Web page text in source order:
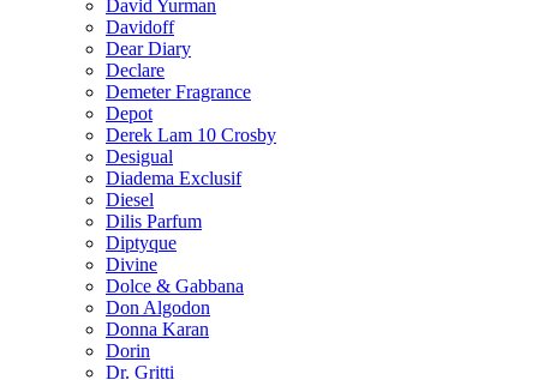
David Yurman
Davidoff
Dear Diary
Declare
Demeter Fragrance
Depot
Derek Lam 10 Crosby
Desigual
Diadema Exclusif
Diesel
Dilis Parfum
Diptyque
Divine
Dolce & Gabbana
Don Algodon
Donna Karan
Dorin
Dr. Gritti